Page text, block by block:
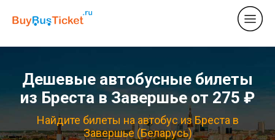
Дешевые автобусные билеты
из Бреста в Завершье от 275 ₽
Найдите билеты на автобус из Бреста в
Завершье (Беларусь)